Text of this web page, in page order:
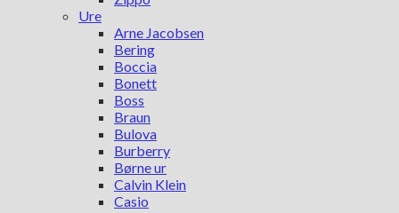
Ure
Arne Jacobsen
Bering
Boccia
Bonett
Boss
Braun
Bulova
Burberry
Børne ur
Calvin Klein
Casio